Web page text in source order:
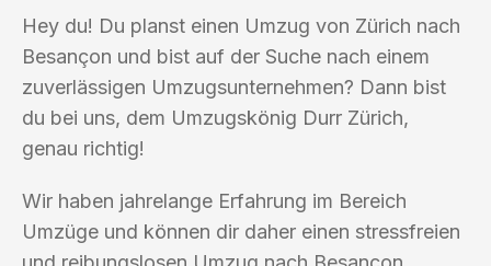
Hey du! Du planst einen Umzug von Zürich nach
Besançon und bist auf der Suche nach einem
zuverlässigen Umzugsunternehmen? Dann bist
du bei uns, dem Umzugskönig Durr Zürich,
genau richtig!
Wir haben jahrelange Erfahrung im Bereich
Umzüge und können dir daher einen stressfreien